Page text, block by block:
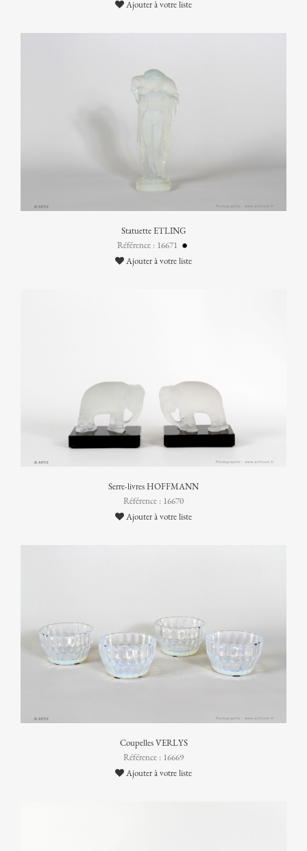
Ajouter à votre liste
Statuette ETLING
Référence : 16671
Ajouter à votre liste
Serre-livres HOFFMANN
Référence : 16670
Ajouter à votre liste
Coupelles VERLYS
Référence : 16669
Ajouter à votre liste